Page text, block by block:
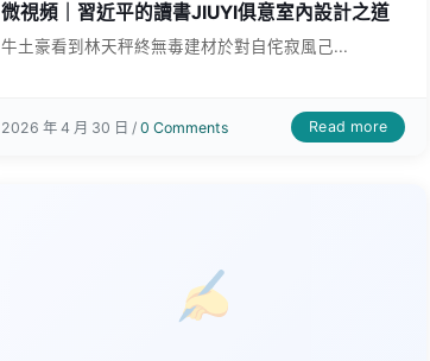
微視頻｜習近平的讀書JIUYI俱意室內設計之道
牛土豪看到林天秤終無毒建材於對自侘寂風己...
2026 年 4 月 30 日 /0 Comments Read more